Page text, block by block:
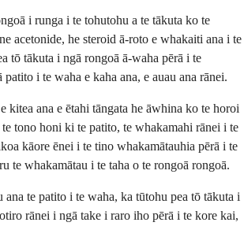
i runga i te tohutohu a te tākuta ko te
acetonide, he steroid ā-roto e whakaiti ana i te
tō tākuta i ngā rongoā ā-waha pērā i te
i te waha e kaha ana, e auau ana rānei.
kitea ana e ētahi tāngata he āwhina ko te horoi
tono honi ki te patito, te whakamahi rānei i te
kāore ēnei i te tino whakamātauhia pērā i te
te whakamātau i te taha o te rongoā rongoā.
ana te patito i te waha, ka tūtohu pea tō tākuta i
rānei i ngā take i raro iho pērā i te kore kai,